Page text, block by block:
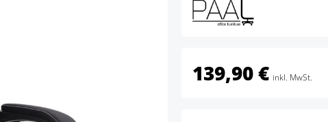
139,90 € inkl. MwSt.